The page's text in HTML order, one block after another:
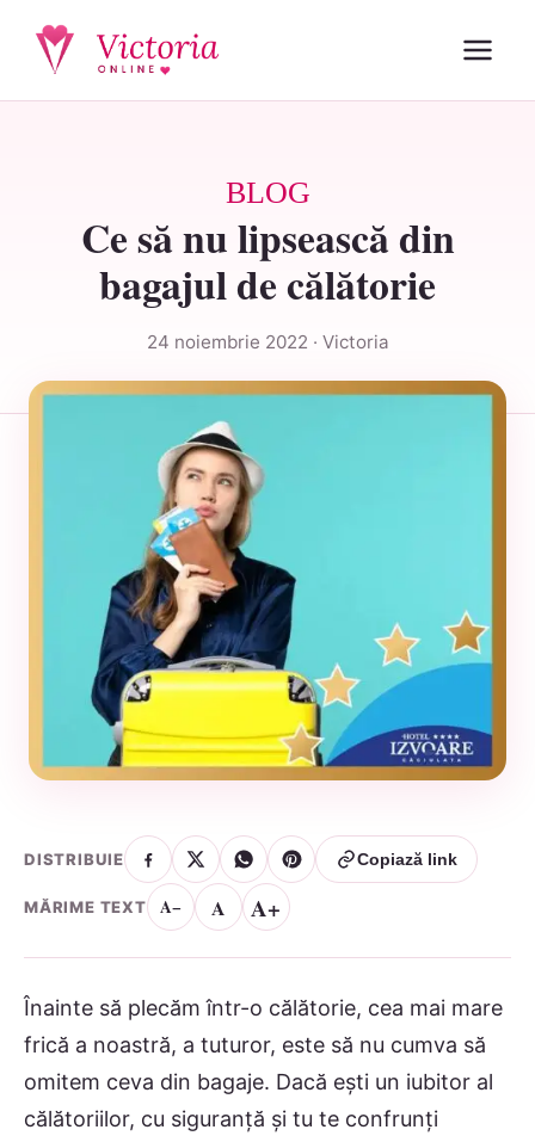
BLOG
Ce să nu lipsească din
bagajul de călătorie
24 noiembrie 2022 · Victoria
DISTRIBUIE Copiază link
MĂRIME TEXT A− A A+
Înainte să plecăm într-o călătorie, cea mai mare
frică a noastră, a tuturor, este să nu cumva să
omitem ceva din bagaje. Dacă ești un iubitor al
călătoriilor, cu siguranță și tu te confrunți